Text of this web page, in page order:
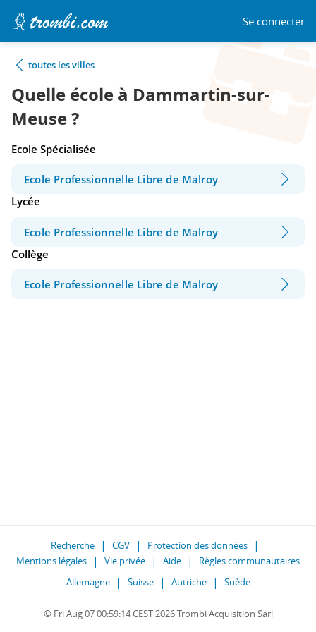
Se connecter
toutes les villes
Quelle école à Dammartin-sur-
Meuse ?
Ecole Spécialisée
Ecole Professionnelle Libre de Malroy
Lycée
Ecole Professionnelle Libre de Malroy
Collège
Ecole Professionnelle Libre de Malroy
Recherche CGV
Protection des données
Mentions légales
Vie privée Aide
Règles communautaires
Allemagne
Suisse Autriche Suède
© Fri Aug 07 00:59:14 CEST 2026 Trombi Acquisition Sarl